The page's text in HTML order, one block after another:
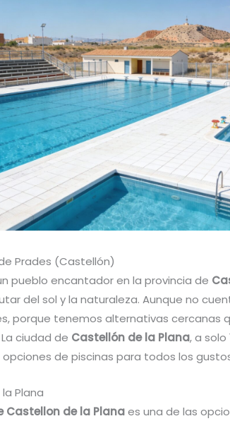
Prades (Castellón)
pueblo encantador en la provincia de
del sol y la naturaleza. Aunque no
porque tenemos alternativas cercanas
ciudad de Castellón de la Plana, a solo
de piscinas para todos los
Plana
Castellon de la Planaes una de las